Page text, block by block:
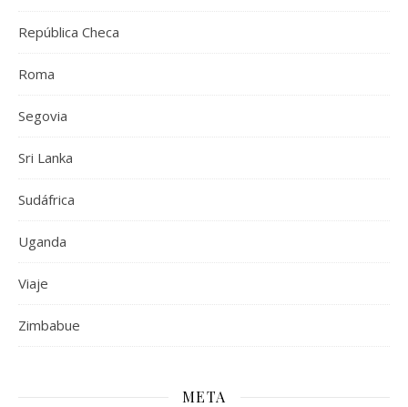
República Checa
Roma
Segovia
Sri Lanka
Sudáfrica
Uganda
Viaje
Zimbabue
META